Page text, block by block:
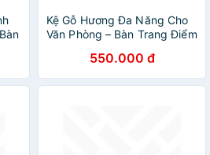
Kệ Gỗ Hương Đa Năng Cho
Văn Phòng – Bàn Trang Điểm
550.000 đ